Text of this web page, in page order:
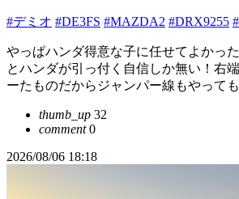
#デミオ #DE3FS #MAZDA2 #DRX9255
やっぱハンダ得意な子に任せてよかっ
とハンダが引っ付く自信しか無い！右
ーたものだからジャンパー線もやって
thumb_up 32
comment0
2026/08/06 18:18